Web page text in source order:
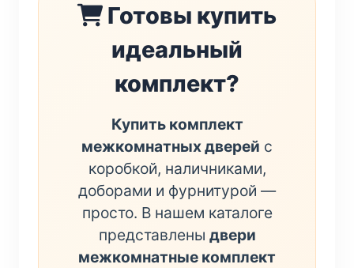
Готовы купить
идеальный
комплект?
Купить комплект
межкомнатных дверей с
коробкой, наличниками,
доборами и фурнитурой —
просто. В нашем каталоге
представлены двери
межкомнатные комплект